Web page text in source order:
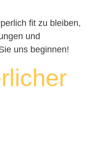
fit zu bleiben,
und
uns beginnen!